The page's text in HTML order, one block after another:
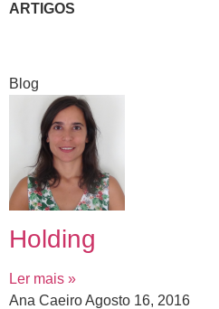
ARTIGOS
Blog
Holding
Ler mais »
Ana CaeiroAgosto 16, 2016